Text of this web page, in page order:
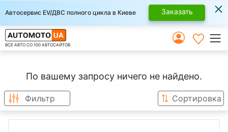
Автосервис EV/ДВС полного цикла в Киеве Заказать ×
ВСЕ АВТО СО 100 АВТОСАЙТОВ
По вашему запросу ничего не найдено.
Фильтр Сортировка